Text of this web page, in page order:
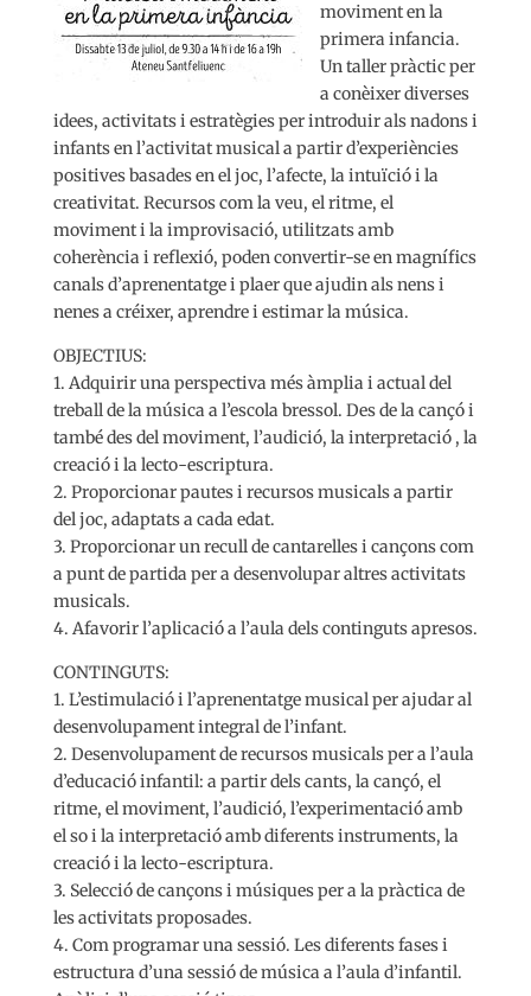
moviment en la
primera infancia.
Un taller pràctic per
a conèixer diverses
idees, activitats i estratègies per introduir als nadons i
infants en l’activitat musical a partir d’experiències
positives basades en el joc, l’afecte, la intuïció i la
creativitat. Recursos com la veu, el ritme, el
moviment i la improvisació, utilitzats amb
coherència i reflexió, poden convertir-se en magnífics
canals d’aprenentatge i plaer que ajudin als nens i
nenes a créixer, aprendre i estimar la música.
OBJECTIUS:
1. Adquirir una perspectiva més àmplia i actual del
treball de la música a l’escola bressol. Des de la cançó i
també des del moviment, l’audició, la interpretació , la
creació i la lecto-escriptura.
2. Proporcionar pautes i recursos musicals a partir
del joc, adaptats a cada edat.
3. Proporcionar un recull de cantarelles i cançons com
a punt de partida per a desenvolupar altres activitats
musicals.
4. Afavorir l’aplicació a l’aula dels continguts apresos.
CONTINGUTS:
1. L’estimulació i l’aprenentatge musical per ajudar al
desenvolupament integral de l’infant.
2. Desenvolupament de recursos musicals per a l’aula
d’educació infantil: a partir dels cants, la cançó, el
ritme, el moviment, l’audició, l’experimentació amb
el so i la interpretació amb diferents instruments, la
creació i la lecto-escriptura.
3. Selecció de cançons i músiques per a la pràctica de
les activitats proposades.
4. Com programar una sessió. Les diferents fases i
estructura d’una sessió de música a l’aula d’infantil.